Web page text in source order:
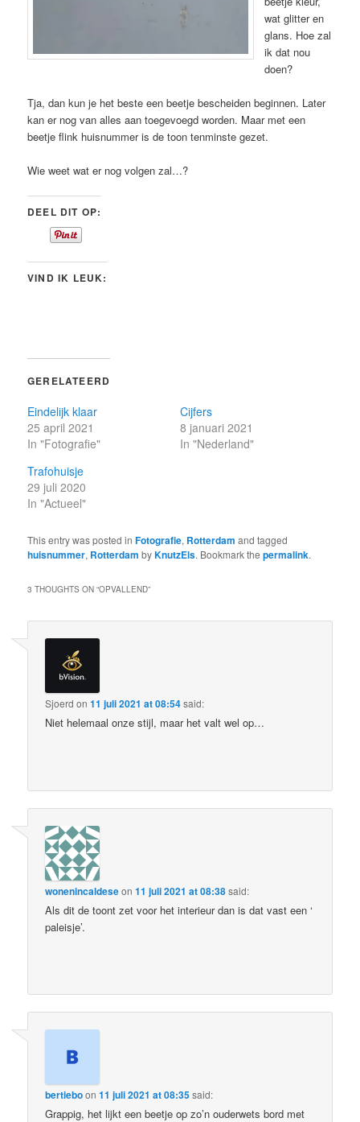
wat glitter en
glans. Hoe zal
ik dat nou
doen?
Tja, dan kun je het beste een beetje bescheiden beginnen. Later
kan er nog van alles aan toegevoegd worden. Maar met een
beetje flink huisnummer is de toon tenminste gezet.
Wie weet wat er nog volgen zal…?
DEEL DIT OP:
VIND IK LEUK:
GERELATEERD
Eindelijk klaar
25 april 2021
In "Fotografie"
Cijfers
8 januari 2021
In "Nederland"
Trafohuisje
29 juli 2020
In "Actueel"
This entry was posted inFotografie, Rotterdam and tagged
huisnummer, Rotterdam byKnutzEls. Bookmark thepermalink.
3 THOUGHTS ON “OPVALLEND”
Sjoerd on11 juli 2021 at 08:54said:
Niet helemaal onze stijl, maar het valt wel op…
wonenincaldeseon11 juli 2021 at 08:38said:
Als dit de toont zet voor het interieur dan is dat vast een ‘
paleisje’.
bertieboon11 juli 2021 at 08:35said:
Grappig, het lijkt een beetje op zo’n ouderwets bord met